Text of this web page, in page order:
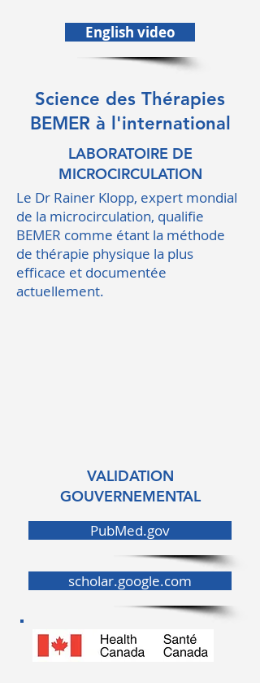
English video
Science des Thérapies
BEMER à l'international
LABORATOIRE DE
MICROCIRCULATION
Le Dr Rainer Klopp, expert mondial
de la microcirculation, qualifie
BEMER comme étant la méthode
de thérapie physique la plus
efficace et documentée
actuellement.
VALIDATION
GOUVERNEMENTAL
PubMed.gov
scholar.google.com